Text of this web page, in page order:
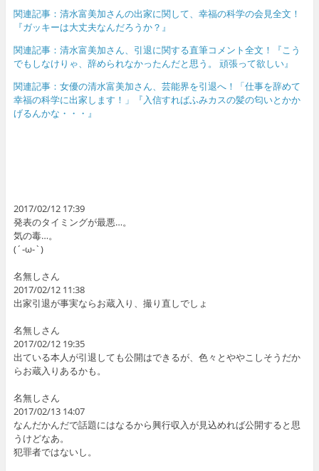
関連記事：清水富美加さんの出家に関して、幸福の科学の会見全文！
『ガッキーは大丈夫なんだろうか？』
関連記事：清水富美加さん、引退に関する直筆コメント全文！『こう
でもしなけりゃ、辞められなかったんだと思う。 頑張って欲しい』
関連記事：女優の清水富美加さん、芸能界を引退へ！「仕事を辞めて
幸福の科学に出家します！」『入信すればふみカスの髪の匂いとかか
げるんかな・・・』
2017/02/12 17:39
発表のタイミングが最悪…。
気の毒…。
(´-ω-`)
名無しさん
2017/02/12 11:38
出家引退が事実ならお蔵入り、撮り直しでしょ
名無しさん
2017/02/12 19:35
出ている本人が引退しても公開はできるが、色々とややこしそうだか
らお蔵入りあるかも。
名無しさん
2017/02/13 14:07
なんだかんだで話題にはなるから興行収入が見込めれば公開すると思
うけどなあ。
犯罪者ではないし。